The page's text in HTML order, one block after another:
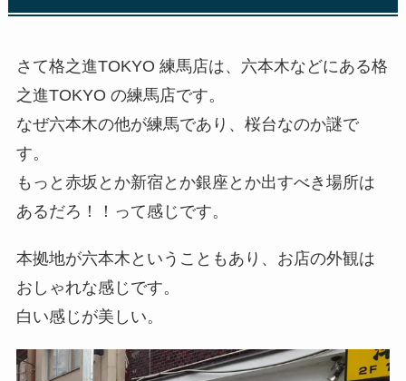
さて格之進TOKYO 練馬店は、六本木などにある格
之進TOKYO の練馬店です。
なぜ六本木の他が練馬であり、桜台なのか謎で
す。
もっと赤坂とか新宿とか銀座とか出すべき場所は
あるだろ！！って感じです。
本拠地が六本木ということもあり、お店の外観は
おしゃれな感じです。
白い感じが美しい。